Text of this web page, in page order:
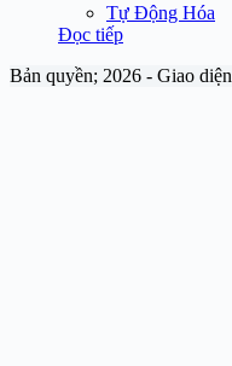
Tự Động Hóa
Đọc tiếp
Bản quyền; 2026 - Giao